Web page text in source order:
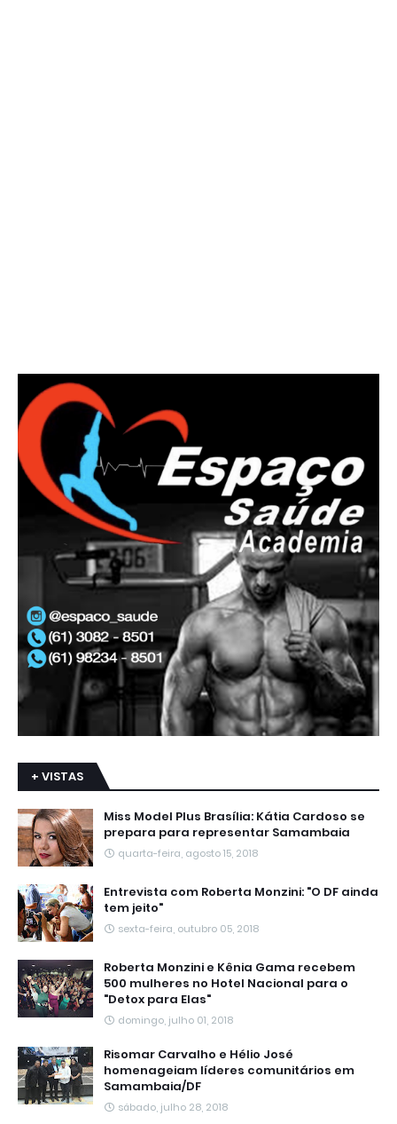
+ VISTAS
Miss Model Plus Brasília: Kátia Cardoso se
prepara para representar Samambaia
quarta-feira, agosto 15, 2018
Entrevista com Roberta Monzini: "O DF ainda
tem jeito"
sexta-feira, outubro 05, 2018
Roberta Monzini e Kênia Gama recebem
500 mulheres no Hotel Nacional para o
"Detox para Elas"
domingo, julho 01, 2018
Risomar Carvalho e Hélio José
homenageiam líderes comunitários em
Samambaia/DF
sábado, julho 28, 2018